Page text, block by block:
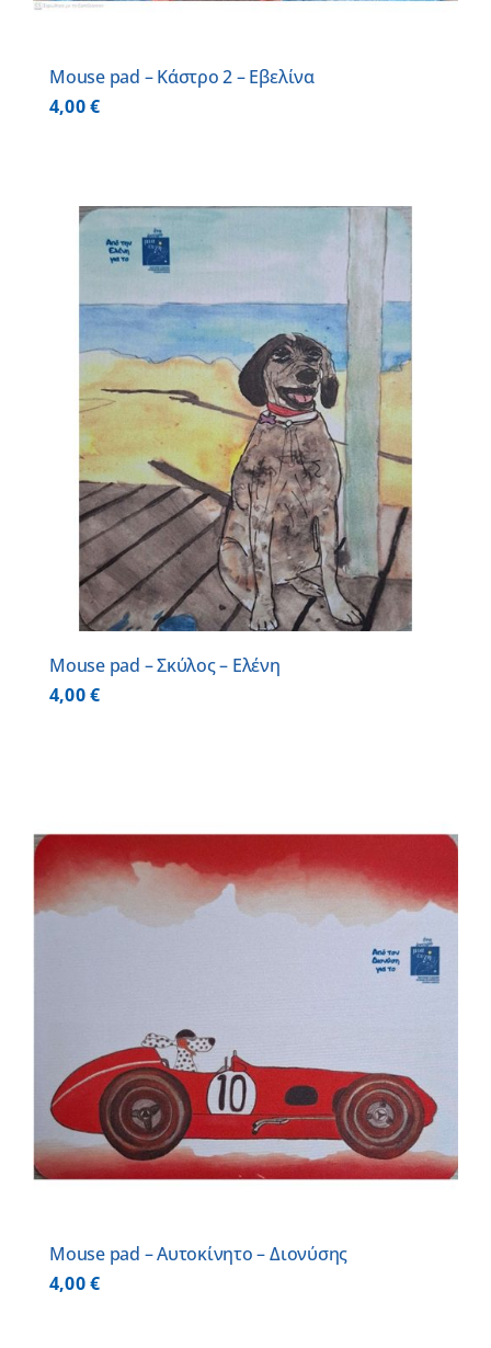
Mouse pad – Κάστρο 2 – Εβελίνα
4,00€
Mouse pad – Σκύλος – Ελένη
4,00€
Mouse pad – Αυτοκίνητο – Διονύσης
4,00€